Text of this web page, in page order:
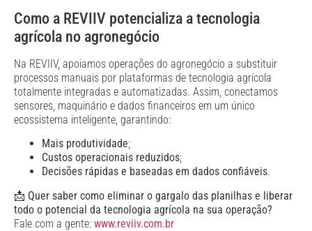
Como a REVIIV potencializa a tecnologia
agrícola no agronegócio
Na REVIIV, apoiamos operações do agronegócio a substituir
processos manuais por plataformas de tecnologia agrícola
totalmente integradas e automatizadas. Assim, conectamos
sensores, maquinário e dados financeiros em um único
ecossistema inteligente, garantindo:
Mais produtividade;
Custos operacionais reduzidos;
Decisões rápidas e baseadas em dados confiáveis.
📩 Quer saber como eliminar o gargalo das planilhas e liberar
todo o potencial da tecnologia agrícola na sua operação?
Fale com a gente: www.reviiv.com.br